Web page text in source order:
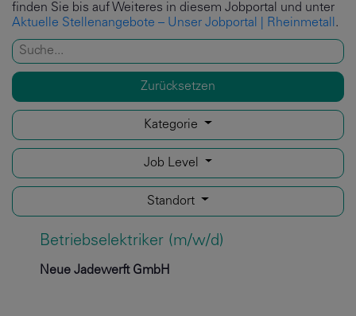
finden Sie bis auf Weiteres in diesem Jobportal und unter
Aktuelle Stellenangebote – Unser Jobportal | Rheinmetall .
Zurücksetzen
Kategorie
Job Level
Standort
Betriebselektriker (m/w/d)
Neue Jadewerft GmbH